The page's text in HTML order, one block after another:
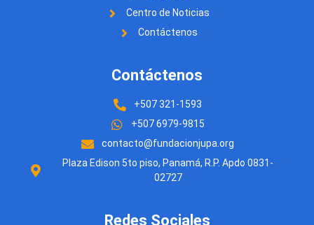
Centro de Noticias
Contáctenos
Contáctenos
+507 321-1593
+507 6979-9815
contacto@fundacionjupa.org
Plaza Edison 5to piso, Panamá, R.P. Apdo 0831-
02727
Redes Sociales